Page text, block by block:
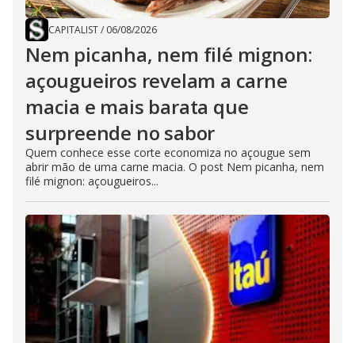
CAPITALIST/ 06/08/2026
Nem picanha, nem filé mignon:
açougueiros revelam a carne
macia e mais barata que
surpreende no sabor
Quem conhece esse corte economiza no açougue sem
abrir mão de uma carne macia. O post Nem picanha, nem
filé mignon: açougueiros...